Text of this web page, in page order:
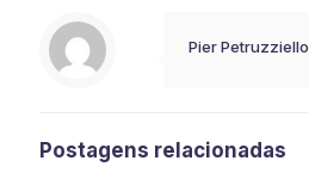
Pier Petruzziello
Postagens relacionadas